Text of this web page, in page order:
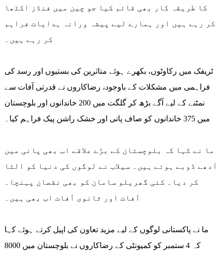
کا طریقہ کار بھی قائم کیا جو چین میں فنڈز اکٹھا
کر رہے ہیں اور ہمارے لیے پیشہ ورانہ ہدایات فراہم
ٹریفک میں رکاوٹوں، بکھرے ہوئے متاثرین کی بستیوں اور رسد کی
فراہمی میں مشکلات کے باوجود، رضاکاروں نے قدرتی آفات سے
نمٹنے کے لیے آگے بڑھ کر گلگت میں 200 خاندانوں اور بلوچستان
میں 375 خاندانوں کو صاف پانی اور خشک راشن پیک فراہم کیا۔
ما نے کہا کہ بلوچستان کے بڑے علاقے اب بھی پانی میں
آدھے ڈوبے ہوئے ہیں۔ سیلاب نے لوگوں کی دنیا کو الٹا
کر دیا۔ کئی گھریلو سامان کو بھی نقصان پہنچا۔
آفات اور ثانوی آفات اب بھی ہیں۔
ما نے پاکستانی لوگوں کے لیے مزید تعاون کی اپیل کرتے ہوئے کہا
کہ 4 ستمبر کو کمیونٹی کے رضاکاروں نے بلوچستان میں 8000